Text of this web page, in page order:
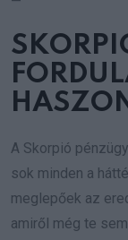
A Skorpió
sok minden a
meglepőek az
amiről még te